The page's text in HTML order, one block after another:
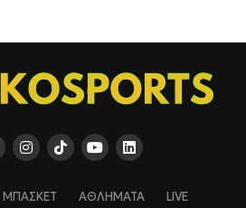
ΜΠΑΣΚΕΤ ΑΘΛΗΜΑΤΑ LIVE